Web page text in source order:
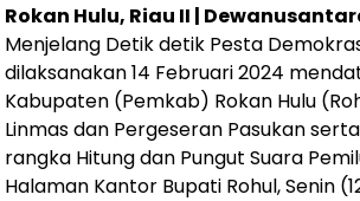
Rokan Hulu, Riau II |
Menjelang Detik detik Pesta
dilaksanakan 14 Februari 2024
Kabupaten (Pemkab) Rokan Hulu
Linmas dan Pergeseran Pasukan
rangka Hitung dan Pungut Suara
Halaman Kantor Bupati Rohul, Senin